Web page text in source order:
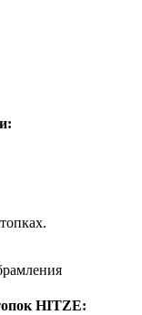
HITZE: